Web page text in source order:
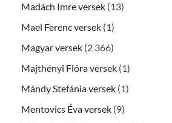
Madách Imre versek (13)
Mael Ferenc versek (1)
Magyar versek (2 366)
Majthényi Flóra versek (1)
Mándy Stefánia versek (1)
Mentovics Éva versek (9)